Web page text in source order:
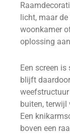
licht, maar
woonkamer
oplossing
Een screen
blijft
buiten, terwijl
Een
boven een